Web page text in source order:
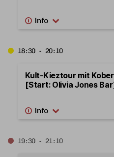
18:30 - 20:10
Kult-Kieztour mit
[Start: Olivia Jones
19:30 - 21:10